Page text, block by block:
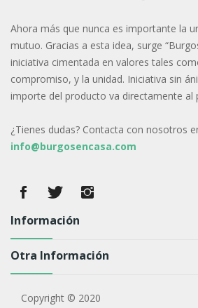
Ahora más que nunca es importante la
mutuo. Gracias a esta idea, surge
iniciativa cimentada en valores tales
compromiso, y la unidad. Iniciativa sin
importe del producto va directamente al
¿Tienes dudas? Contacta con nosotros
info@burgosencasa.com
Información
Otra Información
Copyright © 2020